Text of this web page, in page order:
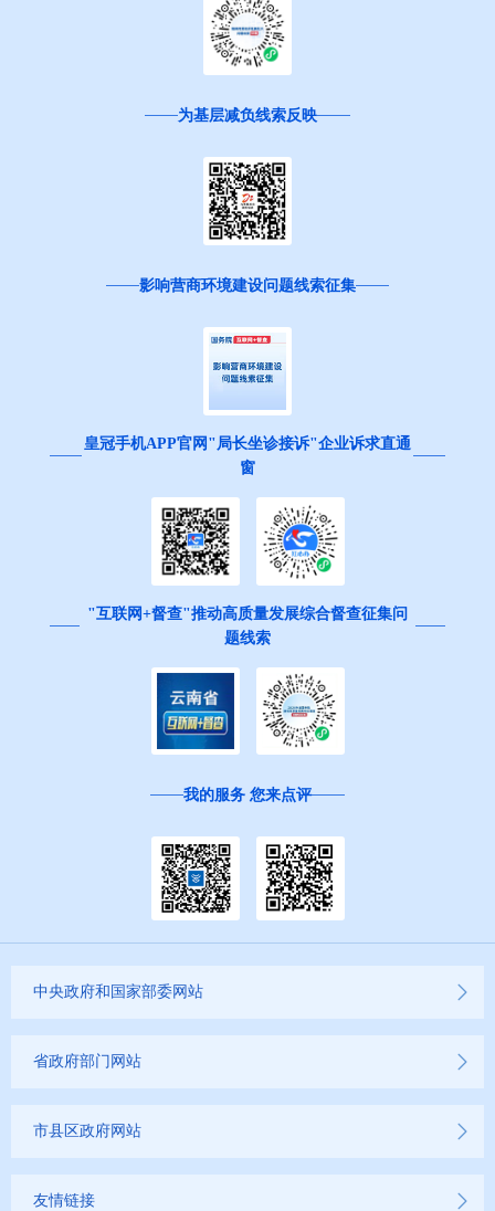
为基层减负线索反映
影响营商环境建设问题线索征集
皇冠手机APP官网"局长坐诊接诉"企业诉求直通
窗
"互联网+督查"推动高质量发展综合督查征集问
题线索
我的服务 您来点评
中央政府和国家部委网站
省政府部门网站
市县区政府网站
友情链接